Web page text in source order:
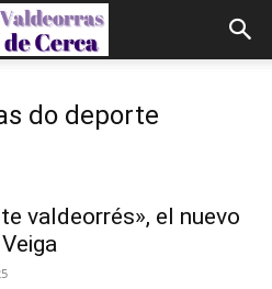
do deporte
valdeorrés», el nuevo